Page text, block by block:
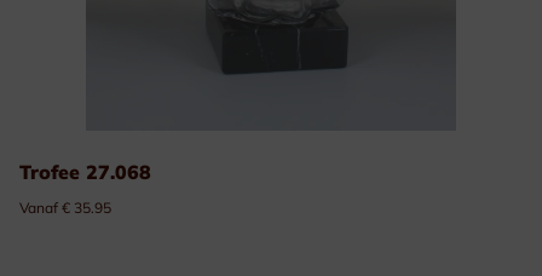
Trofee 27.068
Vanaf € 35.95